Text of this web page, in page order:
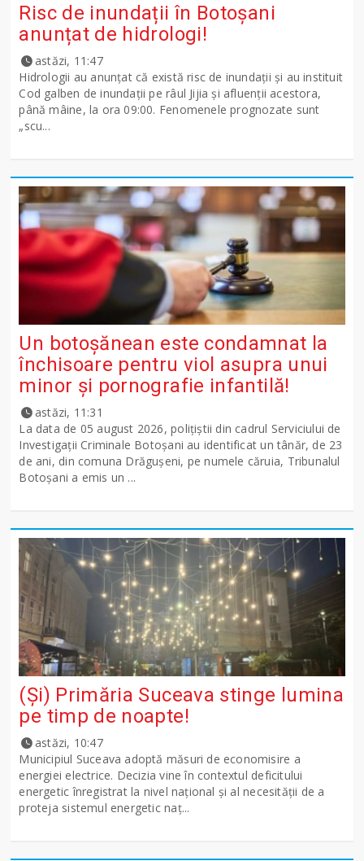
Risc de inundații în Botoșani
anunțat de hidrologi!
astăzi, 11:47
Hidrologii au anunțat că există risc de inundații și au instituit
Cod galben de inundații pe râul Jijia și afluenții acestora,
până mâine, la ora 09:00. Fenomenele prognozate sunt
„scu...
Un botoșănean este condamnat la
închisoare pentru viol asupra unui
minor și pornografie infantilă!
astăzi, 11:31
La data de 05 august 2026, polițiștii din cadrul Serviciului de
Investigații Criminale Botoșani au identificat un tânăr, de 23
de ani, din comuna Drăgușeni, pe numele căruia, Tribunalul
Botoșani a emis un ...
(Și) Primăria Suceava stinge lumina
pe timp de noapte!
astăzi, 10:47
Municipiul Suceava adoptă măsuri de economisire a
energiei electrice. Decizia vine în contextul deficitului
energetic înregistrat la nivel național și al necesității de a
proteja sistemul energetic naț...